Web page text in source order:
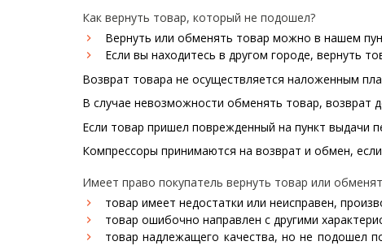
Как вернуть товар, который не подошел?
Вернуть или обменять товар можно в нашем
Если вы находитесь в другом городе, вернуть
Возврат товара не осуществляется наложенным
В случае невозможности обменять товар, возврат
Если товар пришел поврежденный на пункт выдачи
Компрессоры принимаются на возврат и обмен,
Имеет право покупатель вернуть товар или
товар имеет недостатки или неисправен,
товар ошибочно направлен с другими
товар надлежащего качества, но не подошел